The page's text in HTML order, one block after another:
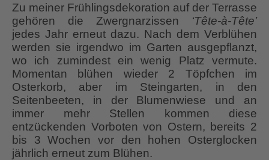
Zu meiner Frühlingsdekoration auf der Terrasse
gehören die Zwergnarzissen ‘Tête-à-Tête’
jedes Jahr erneut dazu. Nach dem Verblühen
werden sie irgendwo im Garten ausgepflanzt,
wo ich zumindest ein wenig Platz vermute.
Momentan blühen wieder 2 Töpfchen im
Osterkorb, aber im Steingarten, in den
Seitenbeeten, in der Blumenwiese und an
immer mehr Stellen kommen diese
entzückenden Vorboten von Ostern, bereits 2
bis 3 Wochen vor den hohen Osterglocken
jährlich erneut zum Blühen.